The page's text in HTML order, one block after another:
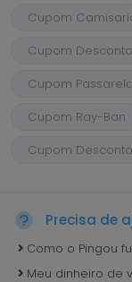
Cupom
Cupom
Cupom Passarela
Cupom Ray-Ban
Cupom
Precisa de
Como o Pingou
Meu dinheiro de